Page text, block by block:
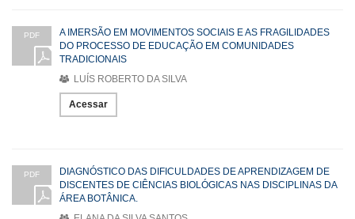
PDF
A IMERSÃO EM MOVIMENTOS SOCIAIS E AS FRAGILIDADES
DO PROCESSO DE EDUCAÇÃO EM COMUNIDADES
TRADICIONAIS
LUÍS ROBERTO DA SILVA
Acessar
PDF
DIAGNÓSTICO DAS DIFICULDADES DE APRENDIZAGEM DE
DISCENTES DE CIÊNCIAS BIOLÓGICAS NAS DISCIPLINAS DA
ÁREA BOTÂNICA.